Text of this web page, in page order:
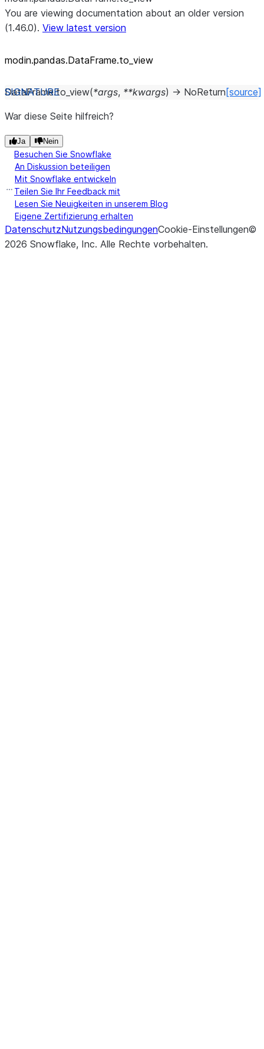
You are viewing documentation about an older version
(1.46.0). View latest version
modin.pandas.DataFrame.to_ view
DataFrame.to_view(*args, **kwargs) → NoReturn [source]
War diese Seite hilfreich?
Ja Nein
Besuchen Sie Snowflake
An Diskussion beteiligen
Mit Snowflake entwickeln
Teilen Sie Ihr Feedback mit
Lesen Sie Neuigkeiten in unserem Blog
Eigene Zertifizierung erhalten
DatenschutzNutzungsbedingungenCookie-Einstellungen©
2026 Snowflake, Inc. Alle Rechte vorbehalten.